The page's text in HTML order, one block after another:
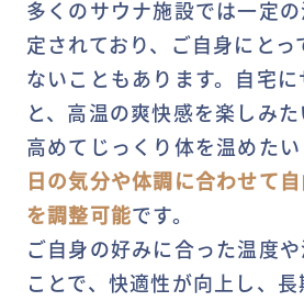
多くのサウナ施設では一定
定されており、ご自身にと
ないこともあります。自宅
と、高温の爽快感を楽しみ
高めてじっくり体を温めたい
日の気分や体調に合わせて
を調整可能です。
ご自身の好みに合った温度
ことで、快適性が向上し、